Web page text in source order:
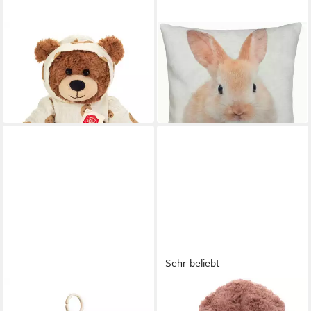
TEDDY HERMANN®
Kuscheltier Schlafanzugbär
Leonie, 30 cm
ab 25,15 € UVP28,99 €
in 2-3 Werktagen bei dir
DONE.®
Dekokissen BUNNY
23,99 €
in 6-8 Werktagen bei dir
Greifspielzeug Activity
Sehr beliebt
Kuscheltier Otter Oda &